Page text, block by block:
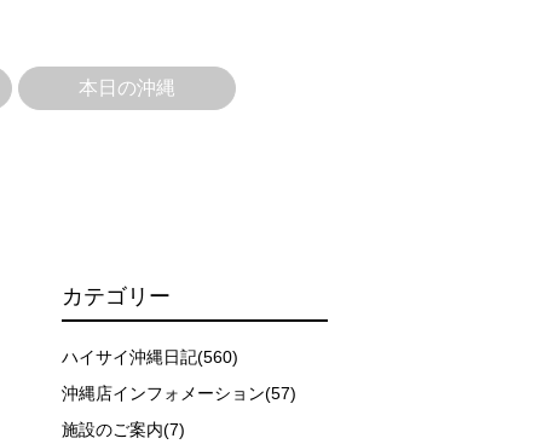
本日の沖縄
カテゴリー
ハイサイ沖縄日記(560)
沖縄店インフォメーション(57)
施設のご案内(7)
合があります。そのため、原則として緊急時やガイドの指
る人間を嫌がってしまうと、その後スイムで近づくことが
う場合が多くなります。泳力や体力に自信のない方、また
参加をお断りする場合があります。スキンダイビングの経
承ください。これまでの経験については当日ご申告いただ